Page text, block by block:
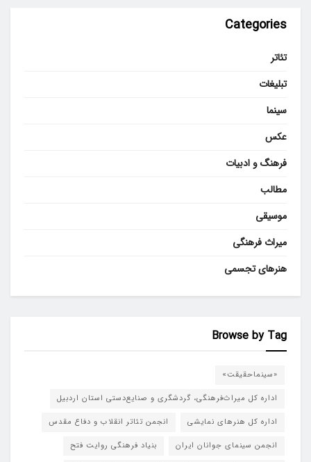
Categories
تئاتر
تبلیغات
سینما
عکس
فرهنگ و ادبیات
مطالب
موسیقی
میراث فرهنگی
هنرهای تجسمی
Browse by Tag
«سینماحقیقت»
اداره کل میراث‌فرهنگی، گردشگری و صنایع‌دستی استان اردبیل
اداره کل هنرهای نمایشی
انجمن تئاتر انقلاب و دفاع مقدس
انجمن سینمای جوانان ایران
بنیاد فرهنگی روایت فتح